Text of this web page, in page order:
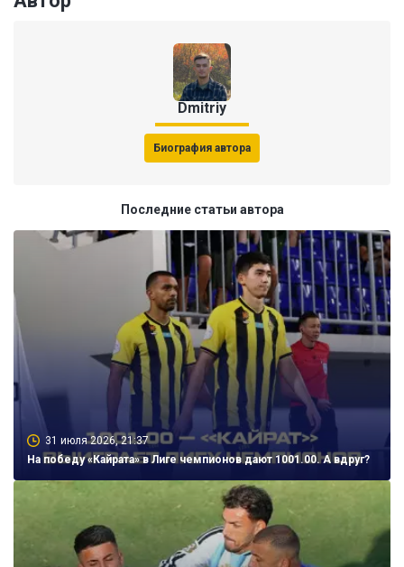
Dmitriy
Биография автора
Последние статьи автора
31 июля 2026, 21:37
На победу «Кайрата» в Лиге чемпионов дают 1001.00. А вдруг?